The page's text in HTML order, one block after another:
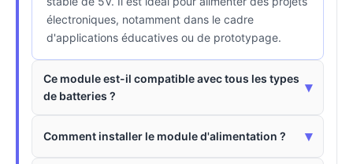
électroniques, notamment dans le cadre
d'applications éducatives ou de prototypage.
Ce module est-il compatible avec tous les types
de batteries ?
▾
Comment installer le module d'alimentation ? ▾